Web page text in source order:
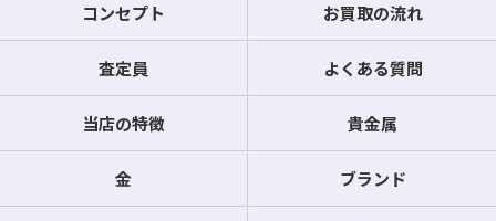
コンセプト お買取の流れ
査定員 よくある質問
当店の特徴 貴金属
金 ブランド